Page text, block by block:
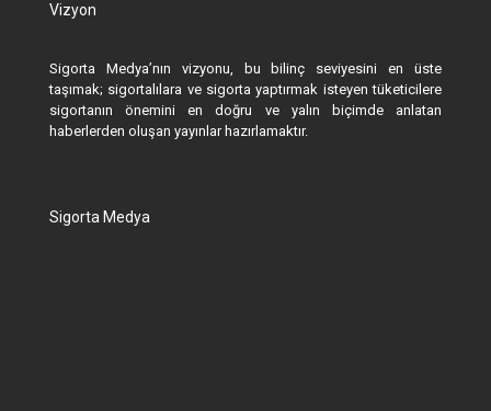
Vizyon
Sigorta Medya’nın vizyonu, bu bilinç seviyesini en üste
taşımak; sigortalılara ve sigorta yaptırmak isteyen tüketicilere
sigortanın önemini en doğru ve yalın biçimde anlatan
haberlerden oluşan yayınlar hazırlamaktır.
Sigorta Medya